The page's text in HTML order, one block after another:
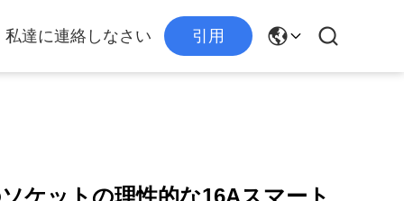
私達に連絡しなさい 引用
ケットの理性的な16Aスマート